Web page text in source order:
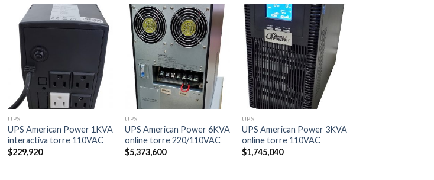
UPS
UPS American Power 1KVA
interactiva torre 110VAC
$229,920
UPS
UPS American Power 6KVA
online torre 220/110VAC
$5,373,600
UPS
UPS American Power 3KVA
online torre 110VAC
$1,745,040